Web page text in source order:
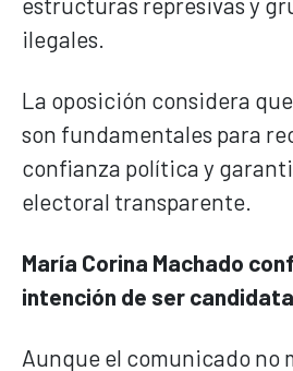
ilegales.
La oposición considera
son fundamentales para
confianza política y
electoral transparente.
María Corina Machado
intención de ser candidata
Aunque el comunicado no